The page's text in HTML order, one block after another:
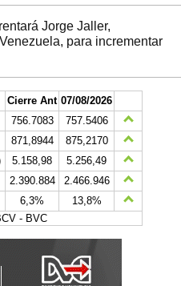
Jorge Jaller,
para incrementar
Cierre Ant 07/08/2026
756.7083
757.5406
871,8944
875,2170
5.158,98
5.256,49
2.390.884
2.466.946
6,3%
13,8%
- BVC